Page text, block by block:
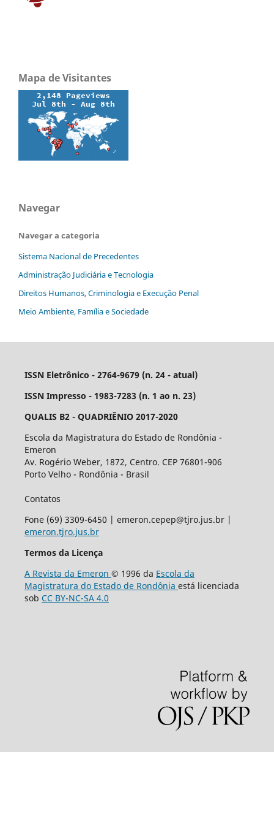
Mapa de Visitantes
Navegar
Navegar a categoria
Sistema Nacional de Precedentes
Administração Judiciária e Tecnologia
Direitos Humanos, Criminologia e Execução Penal
Meio Ambiente, Família e Sociedade
ISSN Eletrônico - 2764-9679 (n. 24 - atual)
ISSN Impresso - 1983-7283 (n. 1 ao n. 23)
QUALIS B2 - QUADRIÊNIO 2017-2020
Escola da Magistratura do Estado de Rondônia -
Emeron
Av. Rogério Weber, 1872, Centro. CEP 76801-906
Porto Velho - Rondônia - Brasil
Contatos
Fone (69) 3309-6450 | emeron.cepep@tjro.jus.br |
emeron.tjro.jus.br
Termos da Licença
A Revista da Emeron © 1996 da Escola da
Magistratura do Estado de Rondônia está licenciada
sob CC BY-NC-SA 4.0